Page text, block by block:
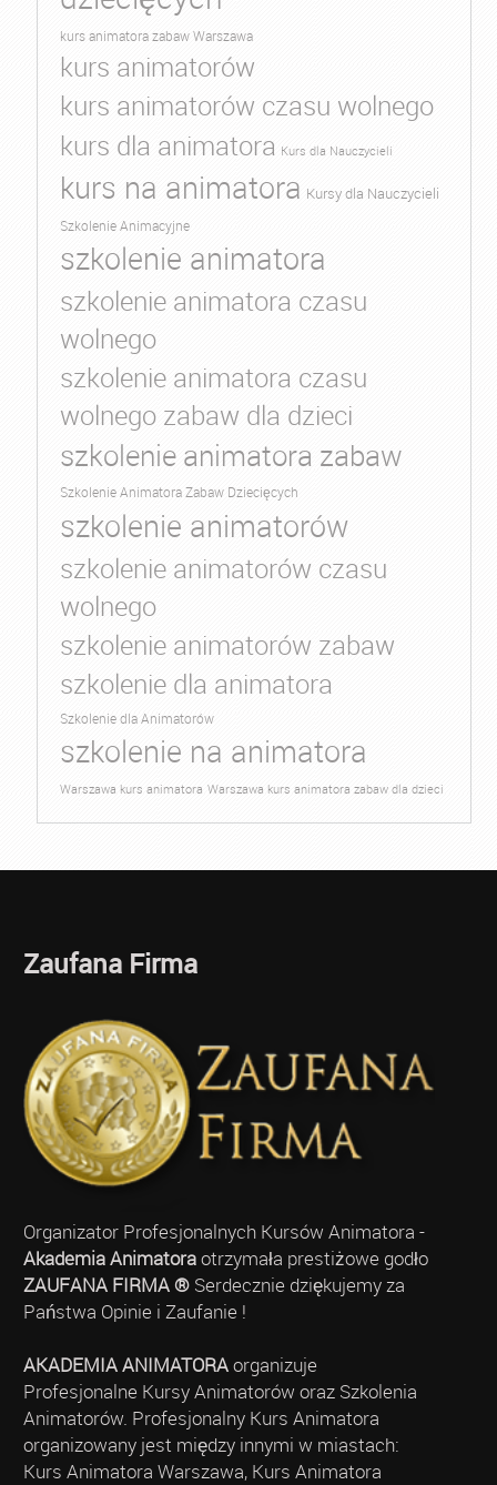
kurs animatora zabaw Warszawa
kurs animatorów
kurs animatorów czasu wolnego
kurs dla animatora Kurs dla Nauczycieli
kurs na animatora Kursy dla Nauczycieli
Szkolenie Animacyjne
szkolenie animatora
szkolenie animatora czasu
wolnego
szkolenie animatora czasu
wolnego zabaw dla dzieci
szkolenie animatora zabaw
Szkolenie Animatora Zabaw Dziecięcych
szkolenie animatorów
szkolenie animatorów czasu
wolnego
szkolenie animatorów zabaw
szkolenie dla animatora
Szkolenie dla Animatorów
szkolenie na animatora
Warszawa kurs animatora Warszawa kurs animatora zabaw dla dzieci
Zaufana Firma
Organizator Profesjonalnych Kursów Animatora -
Akademia Animatoraotrzymała prestiżowe godło
ZAUFANA FIRMA ®Serdecznie dziękujemy za
Państwa Opinie i Zaufanie !
AKADEMIA ANIMATORAorganizuje
Profesjonalne Kursy Animatorów oraz Szkolenia
Animatorów. Profesjonalny Kurs Animatora
organizowany jest między innymi w miastach:
Kurs Animatora Warszawa, Kurs Animatora